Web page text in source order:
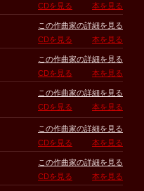
CDを見る
本を見る
この作曲家の詳細を見る
CDを見る
本を見る
この作曲家の詳細を見る
CDを見る
本を見る
この作曲家の詳細を見る
CDを見る
本を見る
この作曲家の詳細を見る
CDを見る
本を見る
この作曲家の詳細を見る
CDを見る
本を見る